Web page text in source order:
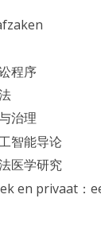
程序
治理
智能导论
医学研究
en privaat：